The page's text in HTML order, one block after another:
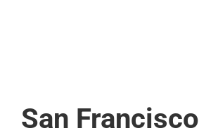
San Francisco